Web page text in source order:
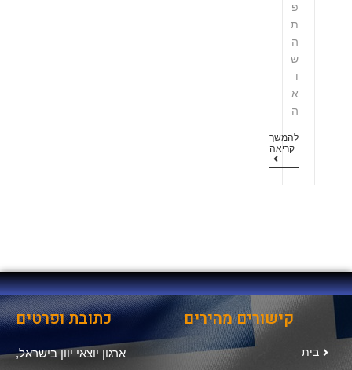
פ
ת
ה
ש
ו
א
ה
להמשך
קריאה
קישורים מהירים
בית
כתובת ופרטים
ארגון יוצאי יוון בישראל,